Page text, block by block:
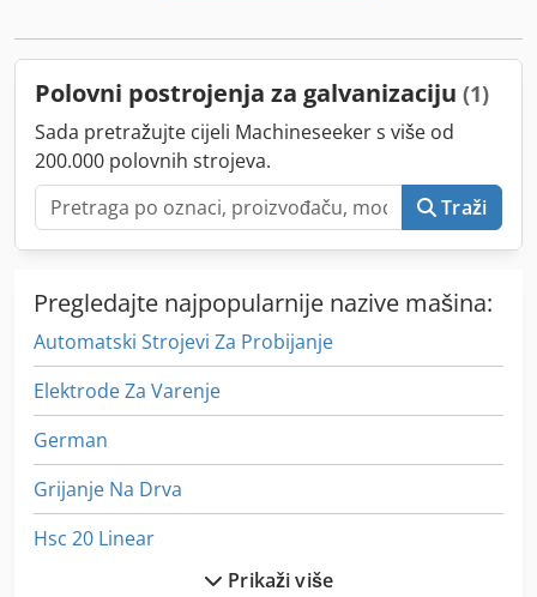
Polovni postrojenja za galvanizaciju (1)
Sada pretražujte cijeli Machineseeker s više od
200.000 polovnih strojeva.
Traži
Pregledajte najpopularnije nazive mašina:
Automatski Strojevi Za Probijanje
Elektrode Za Varenje
German
Grijanje Na Drva
Hsc 20 Linear
Jedan Drveni Mlin Za Prikaži više